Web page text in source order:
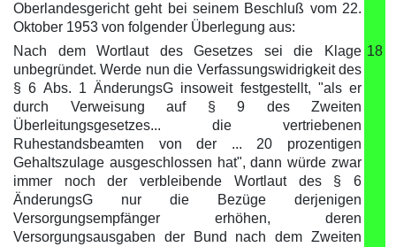
Oberlandesgericht geht bei seinem Beschluß vom 22.
Oktober 1953 von folgender Überlegung aus:
Nach dem Wortlaut des Gesetzes sei die Klage
unbegründet. Werde nun die Verfassungswidrigkeit des
§ 6 Abs. 1 ÄnderungsG insoweit festgestellt, "als er
durch Verweisung auf § 9 des Zweiten
Überleitungsgesetzes... die vertriebenen
Ruhestandsbeamten von der ... 20 prozentigen
Gehaltszulage ausgeschlossen hat", dann würde zwar
immer noch der verbleibende Wortlaut des § 6
ÄnderungsG nur die Bezüge derjenigen
Versorgungsempfänger erhöhen, deren
Versorgungsausgaben der Bund nach dem Zweiten
18